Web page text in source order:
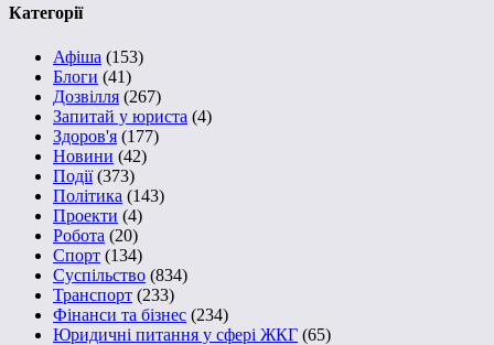
Категорії
Афіша (153)
Блоги (41)
Дозвілля (267)
Запитай у юриста (4)
Здоров'я (177)
Новини (42)
Події(373)
Політика (143)
Проекти (4)
Робота (20)
Спорт (134)
Суспільство (834)
Транспорт (233)
Фінанси та бізнес (234)
Юридичні питання у сфері ЖКГ (65)